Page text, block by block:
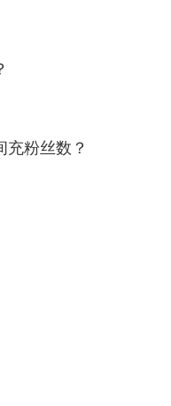
粉丝数？